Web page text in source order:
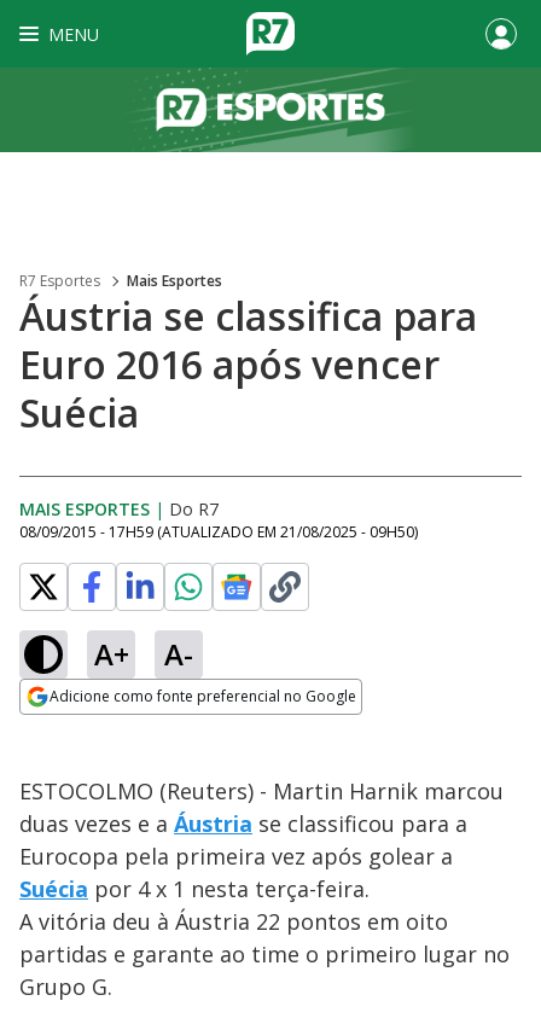
MENU
R7 Esportes Mais Esportes
Áustria se classifica para
Euro 2016 após vencer
Suécia
MAIS ESPORTES | Do R7
08/09/2015 - 17H59 (ATUALIZADO EM 21/08/2025 - 09H50)
A+ A-
Adicione como fonte preferencial no Google
ESTOCOLMO (Reuters) - Martin Harnik marcou
duas vezes e a Áustria se classificou para a
Eurocopa pela primeira vez após golear a
Suécia por 4 x 1 nesta terça-feira.
A vitória deu à Áustria 22 pontos em oito
partidas e garante ao time o primeiro lugar no
Grupo G.